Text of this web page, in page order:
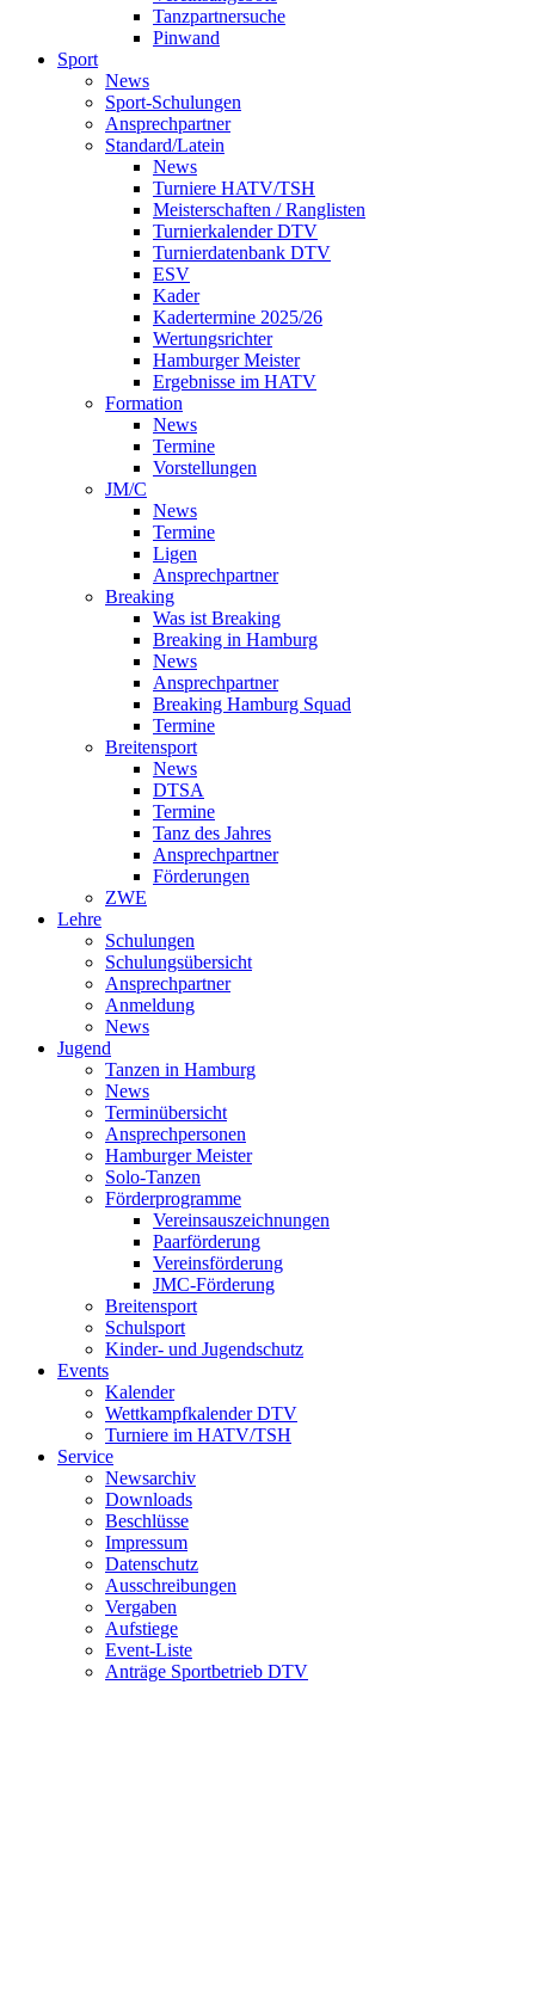
Tanzpartnersuche
Pinwand
Sport
News
Sport-Schulungen
Ansprechpartner
Standard/Latein
News
Turniere HATV/TSH
Meisterschaften / Ranglisten
Turnierkalender DTV
Turnierdatenbank DTV
ESV
Kader
Kadertermine 2025/26
Wertungsrichter
Hamburger Meister
Ergebnisse im HATV
Formation
News
Termine
Vorstellungen
JM/C
News
Termine
Ligen
Ansprechpartner
Breaking
Was ist Breaking
Breaking in Hamburg
News
Ansprechpartner
Breaking Hamburg Squad
Termine
Breitensport
News
DTSA
Termine
Tanz des Jahres
Ansprechpartner
Förderungen
ZWE
Lehre
Schulungen
Schulungsübersicht
Ansprechpartner
Anmeldung
News
Jugend
Tanzen in Hamburg
News
Terminübersicht
Ansprechpersonen
Hamburger Meister
Solo-Tanzen
Förderprogramme
Vereinsauszeichnungen
Paarförderung
Vereinsförderung
JMC-Förderung
Breitensport
Schulsport
Kinder- und Jugendschutz
Events
Kalender
Wettkampfkalender DTV
Turniere im HATV/TSH
Service
Newsarchiv
Downloads
Beschlüsse
Impressum
Datenschutz
Ausschreibungen
Vergaben
Aufstiege
Event-Liste
Anträge Sportbetrieb DTV